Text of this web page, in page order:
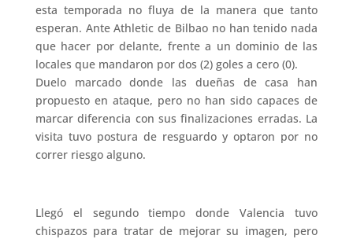
esta temporada no fluya de la manera que tanto
esperan. Ante Athletic de Bilbao no han tenido nada
que hacer por delante, frente a un dominio de las
locales que mandaron por dos (2) goles a cero (0).
Duelo marcado donde las dueñas de casa han
propuesto en ataque, pero no han sido capaces de
marcar diferencia con sus finalizaciones erradas. La
visita tuvo postura de resguardo y optaron por no
correr riesgo alguno.
Llegó el segundo tiempo donde Valencia tuvo
chispazos para tratar de mejorar su imagen, pero